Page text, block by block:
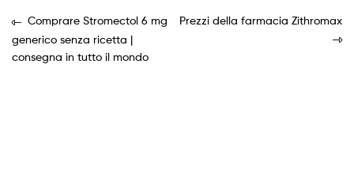
Comprare Stromectol 6 mg
generico senza ricetta |
consegna in tutto il mondo
Prezzi della farmacia Zithromax